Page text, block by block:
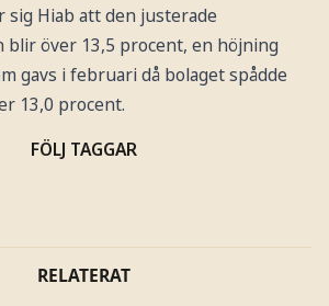
sig Hiab att den justerade
blir över 13,5 procent, en höjning
gavs i februari då bolaget spådde
13,0 procent.
FÖLJ TAGGAR
RELATERAT